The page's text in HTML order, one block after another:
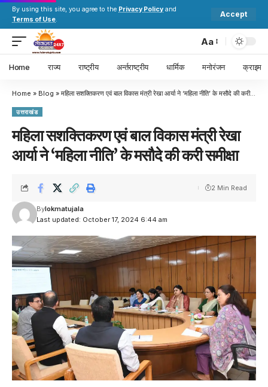
By using this site, you agree to the Privacy Policy and
Terms of Use.
Accept
Aa
Home राज्य राष्ट्रीय अर्न्तराष्ट्रीय धार्मिक मनोरंजन क्राइम
Home » Blog » महिला सशक्तिकरण एवं बाल विकास मंत्री रेखा आर्या ने ‘महिला नीति’ के मसौदे की करी समीक्षा
उत्तराखंड
महिला सशक्तिकरण एवं बाल विकास मंत्री रेखा
आर्या ने ‘महिला नीति’ के मसौदे की करी समीक्षा
Last updated: October 17, 2024 6:44 am
Bylokmatujala
2 Min Read